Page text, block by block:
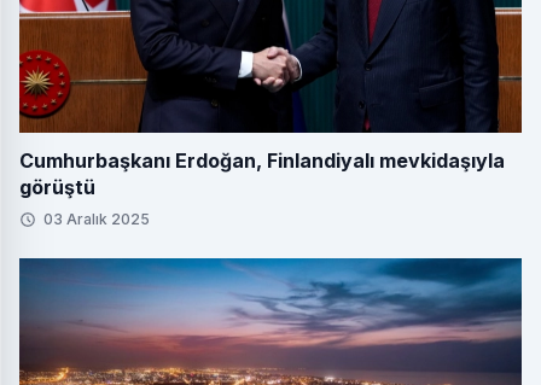
Cumhurbaşkanı Erdoğan, Finlandiyalı mevkidaşıyla
görüştü
03 Aralık 2025